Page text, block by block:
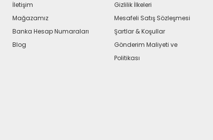
İletişim
Mağazamız
Banka Hesap Numaraları
Blog
Gizlilik İlkeleri
Mesafeli Satış Sözleşmesi
Şartlar & Koşullar
Gönderim Maliyeti ve
Politikası